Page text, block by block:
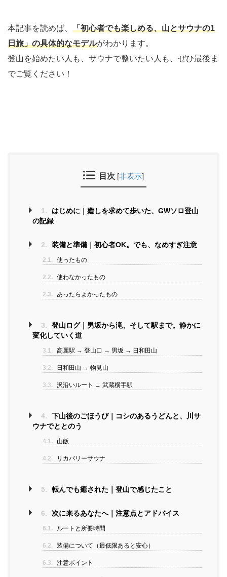
本記事を読めば、 「初心者でも楽しめる、山とサウナの1
日旅」の具体的なモデルがわかります。
登山を始めたい人も、サウナで整いたい人も、ぜひ最後ま
でご覧ください！
目次 [非表示]
1.
はじめに｜癒しを求めて歩いた、GWソロ登山
の記録
2. 装備と準備｜初心者OK。でも、なめすぎ注意
2.1. 使ったもの
2.2. 使わなかったもの
2.3. あったらよかったもの
3.
登山ログ｜男坂から滝、そして駅まで。静かに
変化していく道
3.1. 高麗駅 → 登山口 → 男坂 → 日和田山
3.2. 日和田山 → 物見山
3.3. 沢沿いルート → 武蔵横手駅
4.
下山後のごほうび｜コシのあるうどんと、川サ
ウナでととのう
4.1. 山飯
4.2. リカバリーサウナ
5. 転んでも癒された｜登山で感じたこと
6. 次に来るあなたへ｜注意点とアドバイス
6.1. ルートと所要時間
6.2. 装備について（最低限あると安心）
6.3. 注意ポイント